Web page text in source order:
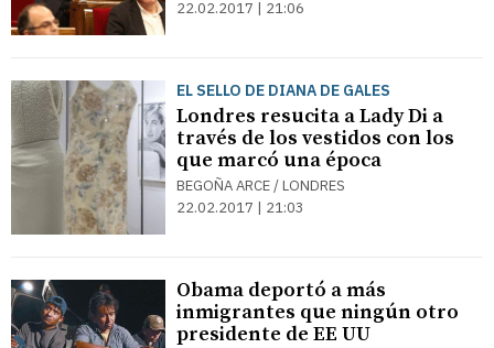
22.02.2017 | 21:06
EL SELLO DE DIANA DE GALES
Londres resucita a Lady Di a
través de los vestidos con los
que marcó una época
BEGOÑA ARCE / LONDRES
22.02.2017 | 21:03
Obama deportó a más
inmigrantes que ningún otro
presidente de EE UU